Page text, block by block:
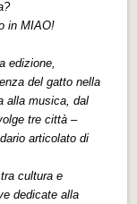
in MIAO!
edizione,
del gatto nella
alla musica, dal
tre città –
articolato di
cultura e
dedicate alla